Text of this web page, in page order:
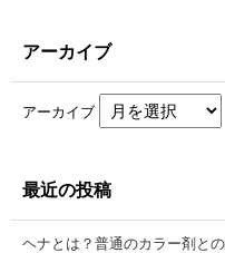
アーカイブ
アーカイブ
最近の投稿
ヘナとは？普通のカラー剤と